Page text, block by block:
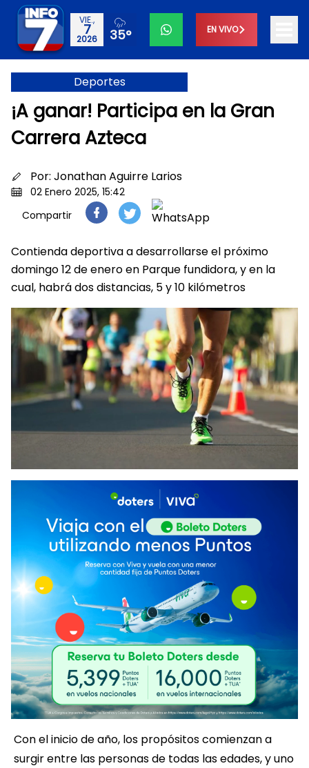
VIE.,
7
2026 35° EN VIVO
Deportes
¡A ganar! Participa en la Gran
Carrera Azteca
Por: Jonathan Aguirre Larios
02 Enero 2025, 15:42
Compartir
Contienda deportiva a desarrollarse el próximo
domingo 12 de enero en Parque fundidora, y en la
cual, habrá dos distancias, 5 y 10 kilómetros
Con el inicio de año, los propósitos comienzan a
surgir entre las personas de todas las edades, y uno